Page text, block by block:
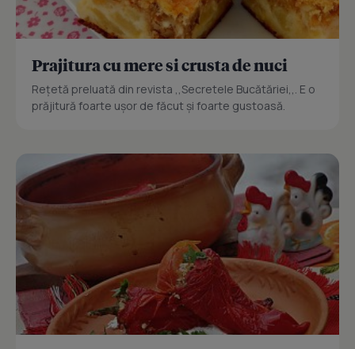
Prajitura cu mere si crusta de nuci
Reţetă preluată din revista ,,Secretele Bucătăriei,,. E o
prăjitură foarte uşor de făcut şi foarte gustoasă.